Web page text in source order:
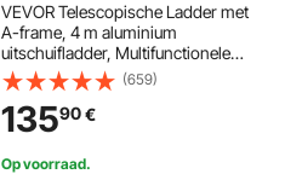
VEVOR Telescopische Ladder met
A-frame, 4 m aluminium
uitschuifladder, Multifunctionele
opvouwbare camperladder,
Telescopische ladder voor
huiswerk, trappen, binnen- en
buitendaken, Draagvermogen 150
kg
(659)
13590€
Op voorraad.